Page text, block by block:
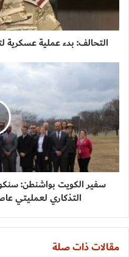
التحالف: بدء عملية عسكرية
سفير الكويت بواشنطن:
التذكاري لعمليتي
مقالات ذات صلة